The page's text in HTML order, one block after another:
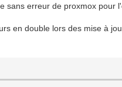
sans erreur de proxmox pour
en double lors des mise à